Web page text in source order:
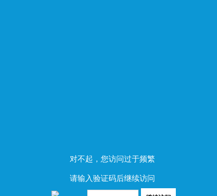
对不起，您访问过于频繁
请输入验证码后继续访问